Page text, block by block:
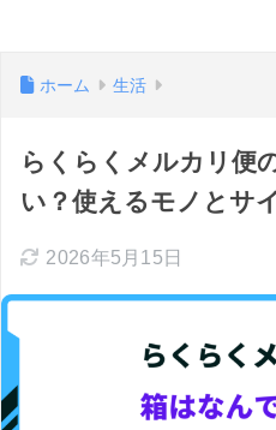
ホーム 生活
らくらくメルカリ便
い？使えるモノとサ
2026年5月15日